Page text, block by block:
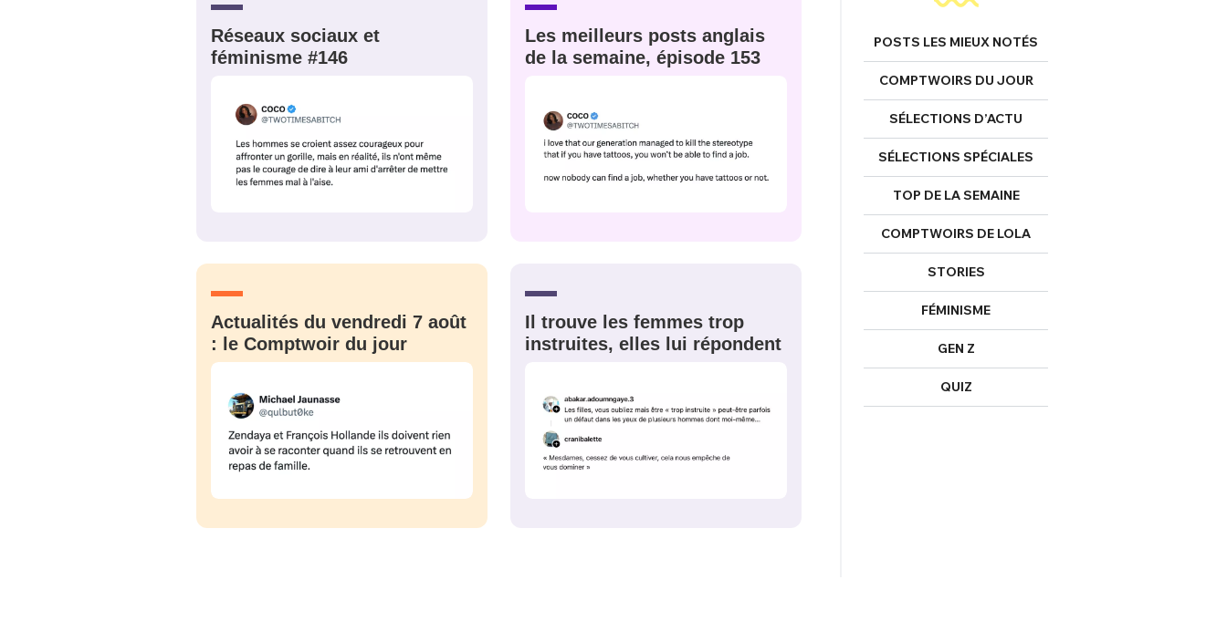
Réseaux sociaux et
féminisme #146
Les meilleurs posts anglais
de la semaine, épisode 153
Actualités du vendredi 7 août
: le Comptwoir du jour
Il trouve les femmes trop
instruites, elles lui répondent
POSTS LES MIEUX NOTÉS
COMPTWOIRS DU JOUR
SÉLECTIONS D’ACTU
SÉLECTIONS SPÉCIALES
TOP DE LA SEMAINE
COMPTWOIRS DE LOLA
STORIES
FÉMINISME
GEN Z
QUIZ
PSEUDO
PASSWORD*
Mot de passe perdu ?
CONNEXION
FERMER
VOTRE PARTICIPATION
Que souhaitez-vous proposer ?
Quelques
tweets
Ma propre
sélection
Un Thread